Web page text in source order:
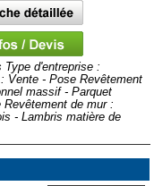
d'entreprise :
Vente - Pose Revêtement
massif - Parquet
de mur :
- Lambris matière de